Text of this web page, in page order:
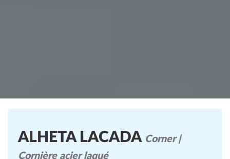
ALHETA LACADA Corner |
Cornière acier laqué